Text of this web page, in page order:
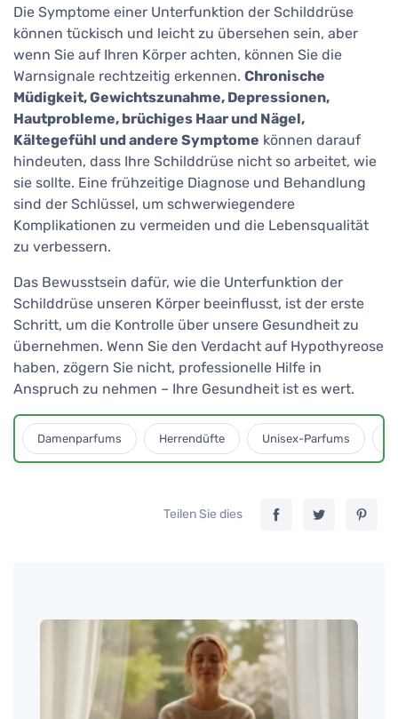
Die Symptome einer Unterfunktion der Schilddrüse
können tückisch und leicht zu übersehen sein, aber
wenn Sie auf Ihren Körper achten, können Sie die
Warnsignale rechtzeitig erkennen. Chronische
Müdigkeit, Gewichtszunahme, Depressionen,
Hautprobleme, brüchiges Haar und Nägel,
Kältegefühl und andere Symptome können darauf
hindeuten, dass Ihre Schilddrüse nicht so arbeitet, wie
sie sollte. Eine frühzeitige Diagnose und Behandlung
sind der Schlüssel, um schwerwiegendere
Komplikationen zu vermeiden und die Lebensqualität
zu verbessern.
Das Bewusstsein dafür, wie die Unterfunktion der
Schilddrüse unseren Körper beeinflusst, ist der erste
Schritt, um die Kontrolle über unsere Gesundheit zu
übernehmen. Wenn Sie den Verdacht auf Hypothyreose
haben, zögern Sie nicht, professionelle Hilfe in
Anspruch zu nehmen – Ihre Gesundheit ist es wert.
Damenparfums Herrendüfte Unisex-Parfums
Teilen Sie dies